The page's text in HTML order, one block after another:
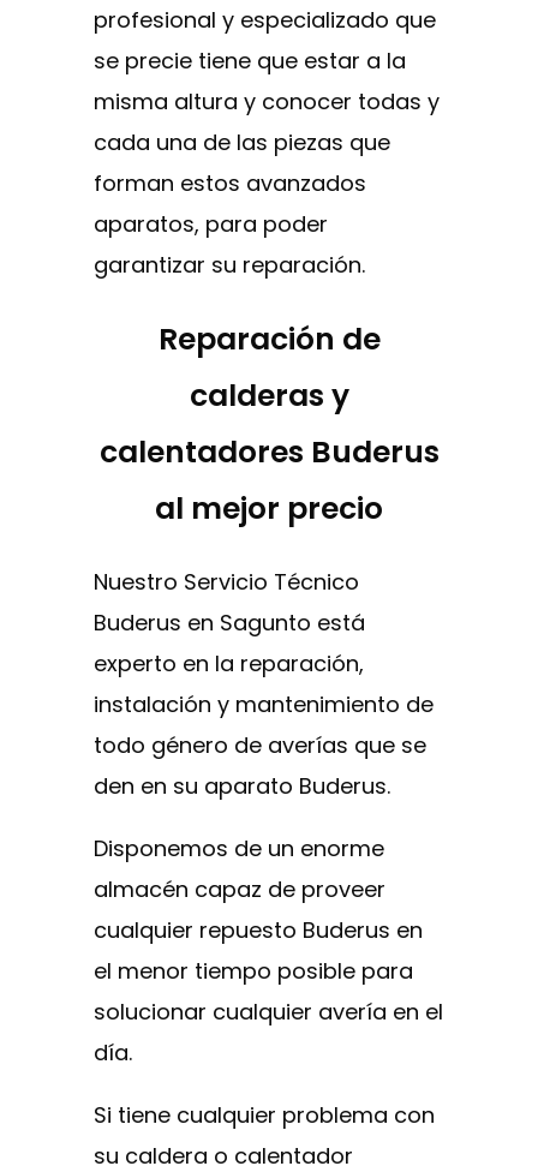
profesional y especializado que
se precie tiene que estar a la
misma altura y conocer todas y
cada una de las piezas que
forman estos avanzados
aparatos, para poder
garantizar su reparación.
Reparación de
calderas y
calentadores Buderus
al mejor precio
Nuestro Servicio Técnico
Buderus en Sagunto está
experto en la reparación,
instalación y mantenimiento de
todo género de averías que se
den en su aparato Buderus.
Disponemos de un enorme
almacén capaz de proveer
cualquier repuesto Buderus en
el menor tiempo posible para
solucionar cualquier avería en el
día.
Si tiene cualquier problema con
su caldera o calentador